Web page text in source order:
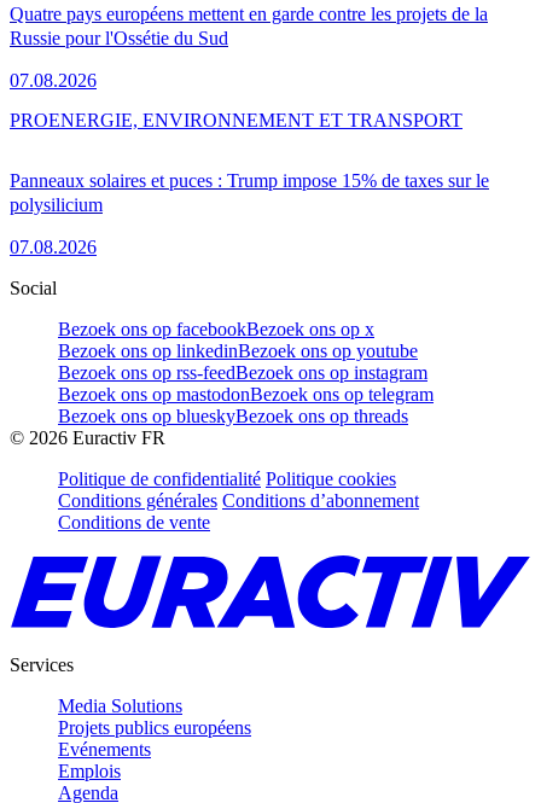
Quatre pays européens mettent en garde contre les projets de la
Russie pour l'Ossétie du Sud
07.08.2026
Panneaux solaires et puces : Trump impose 15% de taxes sur le
polysilicium
07.08.2026
PROENERGIE, ENVIRONNEMENT ET TRANSPORT
Social
Bezoek ons op facebookBezoek ons op x
Bezoek ons op linkedinBezoek ons op youtube
Bezoek ons op rss-feedBezoek ons op instagram
Bezoek ons op mastodonBezoek ons op telegram
Bezoek ons op blueskyBezoek ons op threads
© 2026 Euractiv FR
Politique de confidentialité Politique cookies
Conditions générales Conditions d’abonnement
Conditions de vente
Services
Media Solutions
Projets publics européens
Evénements
Emplois
Agenda